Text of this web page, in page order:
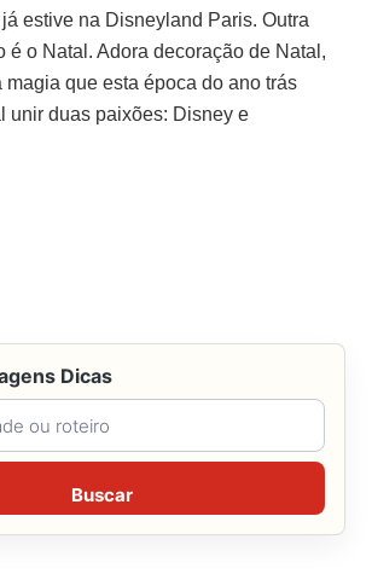
estive na Disneyland Paris. Outra
é o Natal. Adora decoração de Natal,
magia que esta época do ano trás
unir duas paixões: Disney e
Dicas
Dicas
Buscar